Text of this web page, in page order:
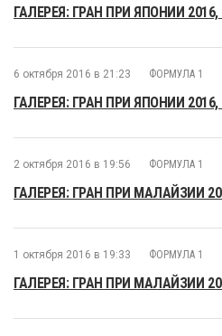
ГАЛЕРЕЯ: ГРАН ПРИ ЯПОНИИ
6 октября 2016 в 21:23 ФОРМУЛА 1
ГАЛЕРЕЯ: ГРАН ПРИ ЯПОНИИ 2016,
2 октября 2016 в 19:56 ФОРМУЛА 1
ГАЛЕРЕЯ: ГРАН ПРИ МАЛАЙЗИИ
1 октября 2016 в 19:33 ФОРМУЛА 1
ГАЛЕРЕЯ: ГРАН ПРИ МАЛАЙЗИИ